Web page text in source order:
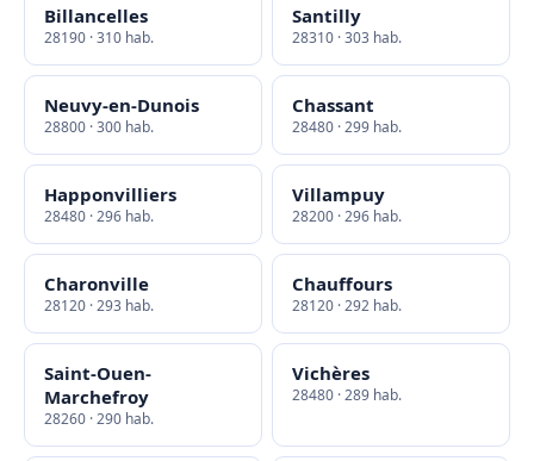
Billancelles
28190 · 310 hab.
Santilly
28310 · 303 hab.
Neuvy-en-Dunois
28800 · 300 hab.
Chassant
28480 · 299 hab.
Happonvilliers
28480 · 296 hab.
Villampuy
28200 · 296 hab.
Charonville
28120 · 293 hab.
Chauffours
28120 · 292 hab.
Saint-Ouen-
Marchefroy
28260 · 290 hab.
Vichères
28480 · 289 hab.